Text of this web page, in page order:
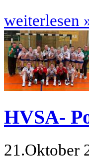
weiterlesen
HVSA-
21.Oktober